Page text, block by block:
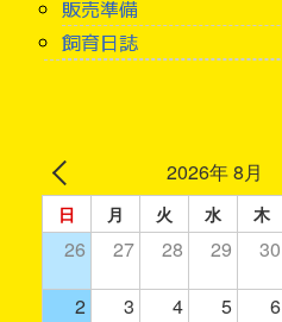
販売準備
飼育日誌
2026年 8月
日 月 火 水 木
26 27 28 29 30
2 3 4 5 6